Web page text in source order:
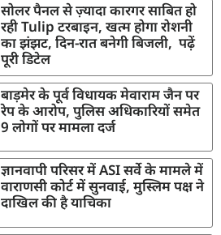
सोलर पैनल से ज़्यादा कारगर साबित हो
रही Tulip टरबाइन, खत्म होगा रोशनी
का झंझट, दिन-रात बनेगी बिजली, पढ़ें
पूरी डिटेल
बाड़मेर के पूर्व विधायक मेवाराम जैन पर
रेप के आरोप, पुलिस अधिकारियों समेत
9 लोगों पर मामला दर्ज
ज्ञानवापी परिसर में ASI सर्वे के मामले में
वाराणसी कोर्ट में सुनवाई, मुस्लिम पक्ष ने
दाखिल की है याचिका